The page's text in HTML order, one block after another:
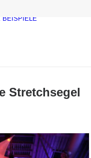
BEISPIELE
Stretchsegel